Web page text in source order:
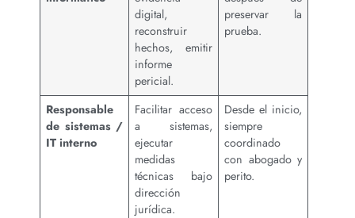
digital,
reconstruir
hechos, emitir
informe
pericial.
preservar la
prueba.
Responsable
de sistemas /
IT interno
Facilitar acceso
a sistemas,
ejecutar
medidas
técnicas bajo
dirección
jurídica.
Desde el inicio,
siempre
coordinado
con abogado y
perito.